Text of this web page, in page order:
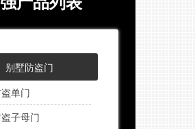
别墅防盗门
单门
子母门